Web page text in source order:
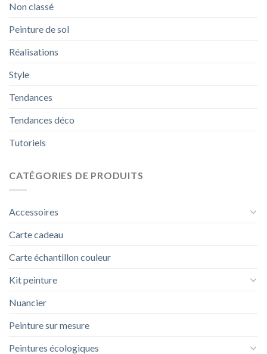
Non classé
Peinture de sol
Réalisations
Style
Tendances
Tendances déco
Tutoriels
CATÉGORIES DE PRODUITS
Accessoires
Carte cadeau
Carte échantillon couleur
Kit peinture
Nuancier
Peinture sur mesure
Peintures écologiques